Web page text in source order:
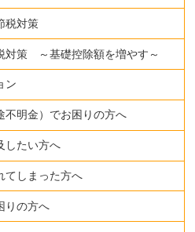
税対策
対策 ～基礎控除額を増やす～
ン
不明金）でお困りの方へ
したい方へ
てしまった方へ
りの方へ